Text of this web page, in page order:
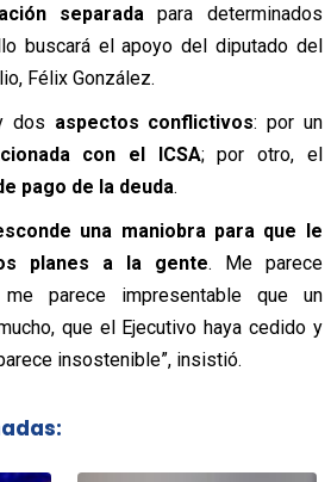
separada para determinados
buscará el apoyo del diputado del
Félix González.
dos aspectos conflictivos: por un
con el ICSA; por otro, el
pago de la deuda.
una maniobra para que le
planes a la gente. Me parece
me parece impresentable que un
que el Ejecutivo haya cedido y
insostenible”, insistió.